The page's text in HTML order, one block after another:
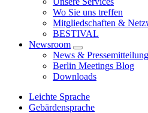
Wo Sie uns treffen
Mitgliedschaften &
BESTIVAL
Newsroom
News &
Berlin Meetings Blog
Downloads
Leichte Sprache
Gebärdensprache